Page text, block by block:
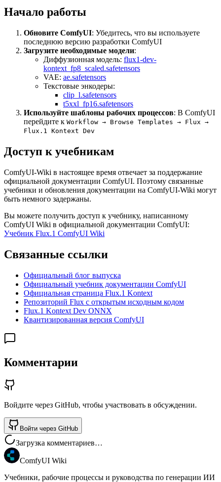
Начало работы
Обновите ComfyUI: Убедитесь, что вы используете
последнюю версию разработки ComfyUI
Загрузите необходимые модели:
Диффузионная модель: flux1-dev-
kontext_fp8_scaled.safetensors
VAE: ae.safetensors
Текстовые энкодеры:
clip_l.safetensors
t5xxl_fp16.safetensors
Используйте шаблоны рабочих процессов: В ComfyUI
перейдите к Workflow → Browse Templates → Flux →
Flux.1 Kontext Dev
Доступ к учебникам
ComfyUI-Wiki в настоящее время отвечает за поддержание
официальной документации ComfyUI. Поэтому связанные
учебники и обновления документации на ComfyUI-Wiki могут
быть немного задержаны.
Вы можете получить доступ к учебнику, написанному
ComfyUI Wiki в официальной документации ComfyUI:
Учебник Flux.1 ComfyUI Wiki
Связанные ссылки
Официальный блог выпуска
Официальный учебник документации ComfyUI
Официальная страница Flux.1 Kontext
Репозиторий Flux с открытым исходным кодом
Flux.1 Kontext Dev ONNX
Квантизированная версия ComfyUI
Комментарии
Войдите через GitHub, чтобы участвовать в обсуждении.
Войти через GitHub
Загрузка комментариев…
ComfyUI Wiki
Учебники, рабочие процессы и руководства по генерации ИИ